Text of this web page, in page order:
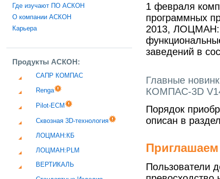
Где изучают ПО АСКОН
О компании АСКОН
Карьера
Продукты АСКОН:
САПР КОМПАС
Renga
Pilot-ECM
Сквозная 3D-технология
ЛОЦМАН:КБ
ЛОЦМАН:PLM
ВЕРТИКАЛЬ
1 февраля
программных
2013,
заведений в
Главные
КОМПАС-3D
Порядок
описан в
Пользователи